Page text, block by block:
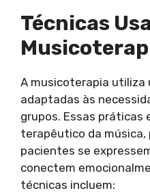
Técnicas
A musicoterapia utiliza
adaptadas às
grupos. Essas práticas
terapêutico da música,
pacientes se
conectem
técnicas incluem: